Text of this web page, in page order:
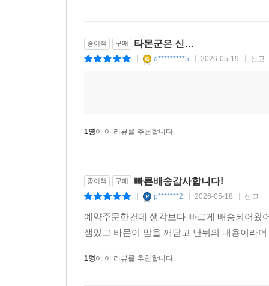
종이책 구매 타몬군은 신…
d*********5 2026-05-19 신고
1명이 이 리뷰를 추천합니다.
종이책 구매 빠른배송감사합니다!
p*******2 2026-05-18 신고
예약주문한건데 생각보다 빠르게 배송되어왔
잼있고 타몬이 맘을 깨닫고 난뒤의 내용이라
1명이 이 리뷰를 추천합니다.